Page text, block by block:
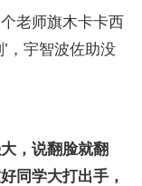
老师旗木卡卡西
，宇智波佐助没
，说翻脸就翻
同学大打出手，